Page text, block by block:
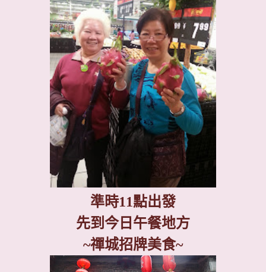
準時11點出發
先到今日午餐地方
~禪城招牌美食~